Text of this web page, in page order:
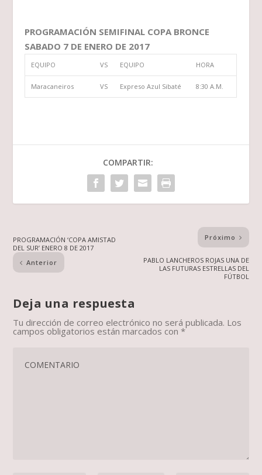
PROGRAMACIÓN SEMIFINAL COPA BRONCE
SABADO 7 DE ENERO DE 2017
EQUIPO VS EQUIPO HORA
Maracaneiros VS Expreso Azul Sibaté 8:30 A.M.
COMPARTIR:
PROGRAMACIÓN ‘COPA AMISTAD
DEL SUR’ ENERO 8 DE 2017
Anterior
Próximo
PABLO LANCHEROS ROJAS UNA DE
LAS FUTURAS ESTRELLAS DEL
FÚTBOL
Deja una respuesta
Tu dirección de correo electrónico no será publicada. Los
campos obligatorios están marcados con*